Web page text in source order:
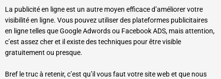
La publicité en ligne est un autre moyen efficace d’améliorer votre
visibilité en ligne. Vous pouvez utiliser des plateformes publicitaires
en ligne telles que Google Adwords ou Facebook ADS, mais attention,
c’est assez cher et il existe des techniques pour être visible
gratuitement ou presque.
Bref le truc à retenir, c’est qu’il vous faut votre site web et que nous